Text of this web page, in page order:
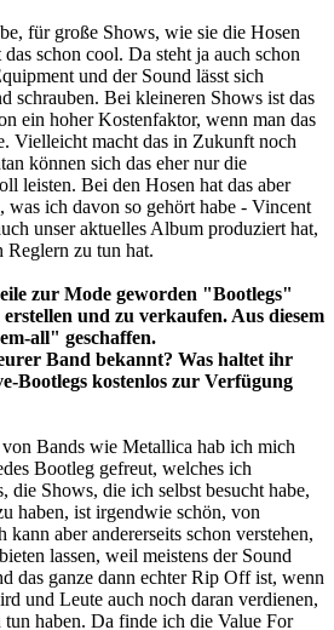
für große Shows, wie sie die Hosen
schon cool. Da steht ja auch schon
und der Sound lässt sich
schrauben. Bei kleineren Shows ist das
ein hoher Kostenfaktor, wenn man das
Vielleicht macht das in Zukunft noch
können sich das eher nur die
leisten. Bei den Hosen hat das aber
was ich davon so gehört habe - Vincent
unser aktuelles Album produziert hat,
Reglern zu tun hat.
zur Mode geworden "Bootlegs"
und zu verkaufen. Aus diesem
all" geschaffen.
Band bekannt? Was haltet ihr
Bootlegs kostenlos zur Verfügung
Bands wie Metallica hab ich mich
Bootleg gefreut, welches ich
die Shows, die ich selbst besucht habe,
haben, ist irgendwie schön, von
kann aber andererseits schon verstehen,
lassen, weil meistens der Sound
das ganze dann echter Rip Off ist, wenn
und Leute auch noch daran verdienen,
haben. Da finde ich die Value For